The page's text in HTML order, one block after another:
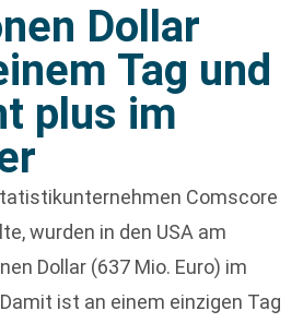
Dollar
Tag und
plus im
Comscore
wurden in den USA am
Dollar (637 Mio. Euro) im
ist an einem einzigen Tag